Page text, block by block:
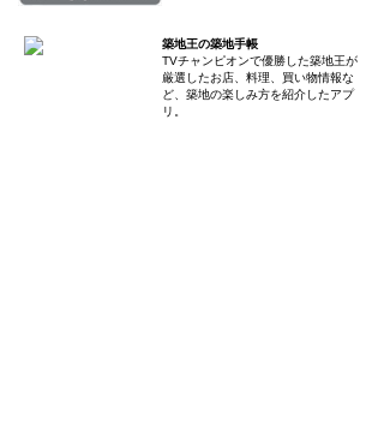
築地王の築地手帳
TVチャンピオンで優勝した築地王が
厳選したお店、料理、買い物情報な
ど、築地の楽しみ方を紹介したアプ
リ。